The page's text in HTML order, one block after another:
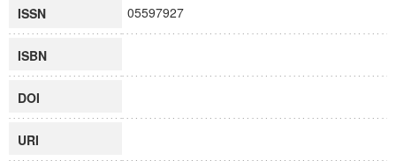
ISSN 05597927
ISBN
DOI
URI